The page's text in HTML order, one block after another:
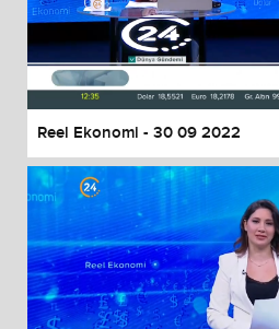
Reel Ekonomi - 30 09 2022